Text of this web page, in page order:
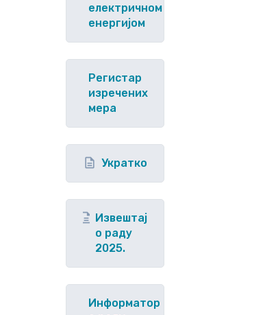
електричном
енергијом
Регистар
изречених
мера
Укратко
Извештај
о раду
2025.
Информатор